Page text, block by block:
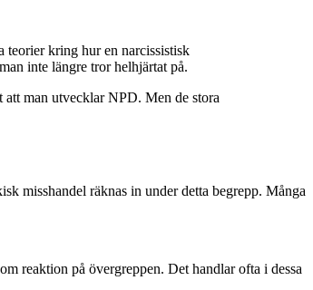
teorier kring hur en narcissistisk
inte längre tror helhjärtat på.
att man utvecklar NPD. Men de stora
misshandel räknas in under detta begrepp. Många
reaktion på övergreppen. Det handlar ofta i dessa